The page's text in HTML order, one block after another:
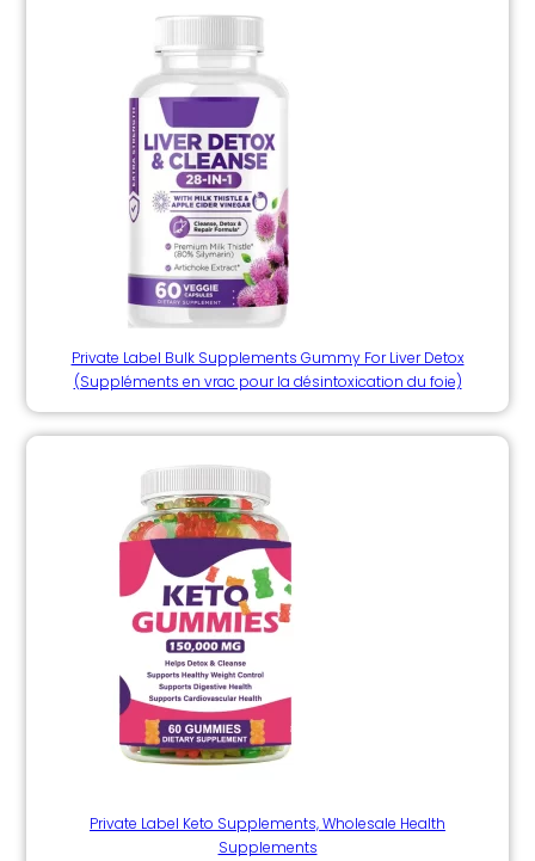
Private Label Bulk Supplements Gummy For Liver Detox
(Suppléments en vrac pour la désintoxication du foie)
Private Label Keto Supplements, Wholesale Health
Supplements